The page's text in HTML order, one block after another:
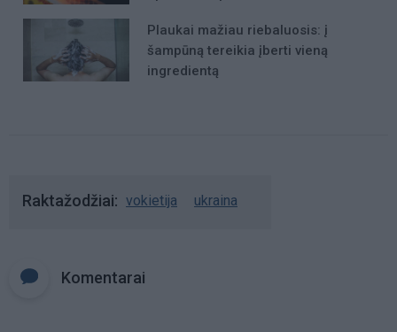
Plaukai mažiau riebaluosis: į
šampūną tereikia įberti vieną
ingredientą
Raktažodžiai vokietija ukraina
Komentarai